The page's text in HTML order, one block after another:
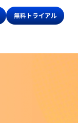
無料トライアル